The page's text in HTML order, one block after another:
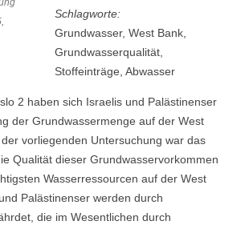
Schlagworte:
Grundwasser, West Bank,
Grundwasserqualität,
Stoffeinträge, Abwasser
2 haben sich Israelis und Palästinenser
der Grundwassermenge auf der West
vorliegenden Untersuchung war das
Qualität dieser Grundwasservorkommen
Wasserressourcen auf der West
Palästinenser werden durch
die im Wesentlichen durch